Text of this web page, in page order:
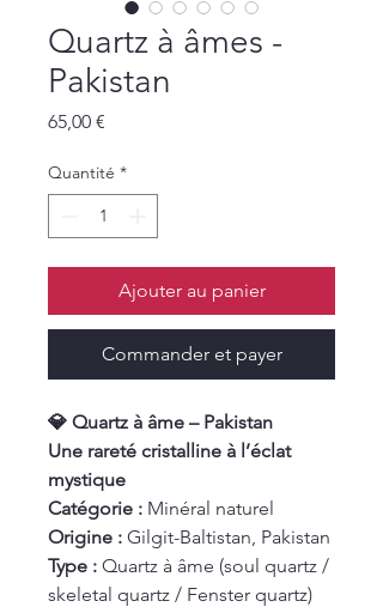
Quartz à âmes -
Pakistan
65,00 €
Quantité *
Ajouter au panier
Commander et payer
💎 Quartz à âme – Pakistan
Une rareté cristalline à l’éclat
mystique
Catégorie : Minéral naturel
Origine : Gilgit-Baltistan, Pakistan
Type : Quartz à âme (soul quartz /
skeletal quartz / Fenster quartz)